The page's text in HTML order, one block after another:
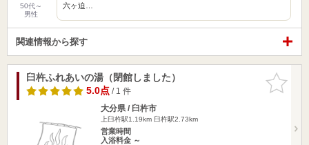
50代～
男性
六ヶ迫…
関連情報から探す
お気に入
りに追加
臼杵ふれあいの湯（閉館しました）
5.0点/ 1 件
大分県 / 臼杵市
上臼杵駅1.19km 臼杵駅2.73km
営業時間
入浴料金 ～